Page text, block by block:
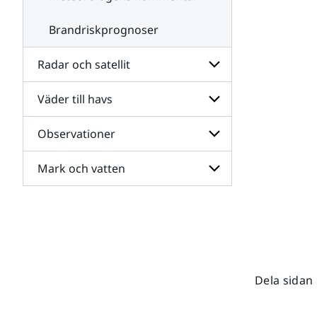
Brandriskprognoser
Radar och satellit
Undersidor
för
Radar
och
satellit
Väder till havs
Undersidor
för
Väder
till
havs
Observationer
Undersidor
för
Mark och vatten
Dela sidan